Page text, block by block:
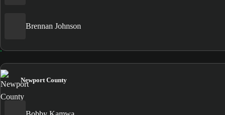
Brennan Johnson
Newport County